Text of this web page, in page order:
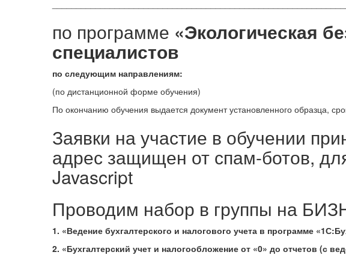
по программе «Экологическая
специалистов
по следующим направлениям:
(по дистанционной форме обучения)
По окончанию обучения выдается документ установленного образца,
Заявки на участие в обучении
адрес защищен от спам-ботов,
Javascript
Проводим набор в группы на
1. «Ведение бухгалтерского и налогового учета в программе
2. «Бухгалтерский учет и налогообложение от «0» до отчетов (с